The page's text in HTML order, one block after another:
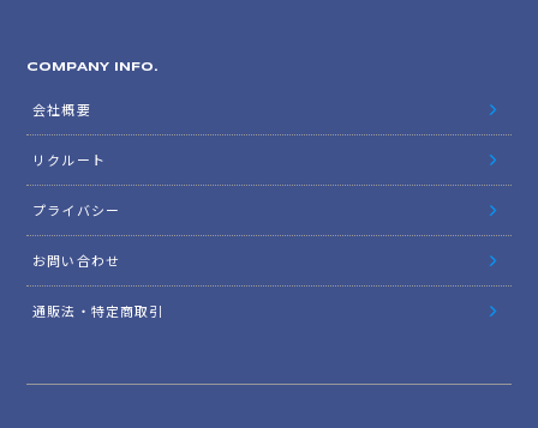
COMPANY INFO.
会社概要
リクルート
プライバシー
お問い合わせ
通販法・特定商取引